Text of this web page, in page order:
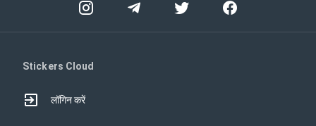
Stickers Cloud
लॉगिन करें